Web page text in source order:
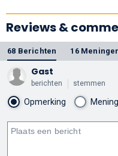
Reviews &
68 Berichten 16
Gast
berichten stemmen
Opmerking